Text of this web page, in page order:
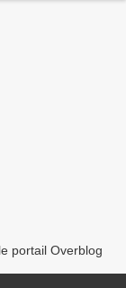
portail Overblog